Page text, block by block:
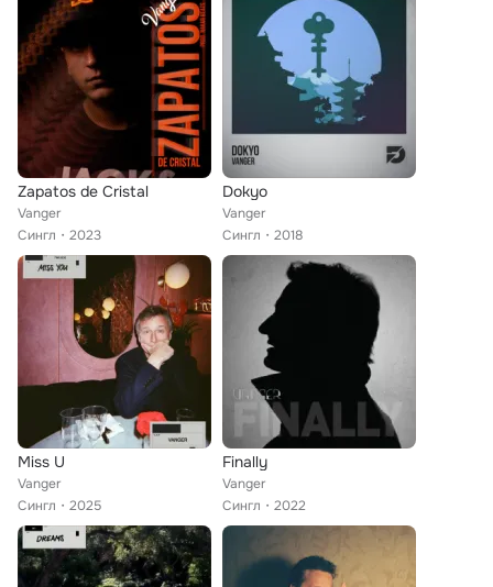
Zapatos de Cristal
Vanger
Сингл
2023
Dokyo
Vanger
Сингл
2018
Miss U
Vanger
Сингл
2025
Finally
Vanger
Сингл
2022